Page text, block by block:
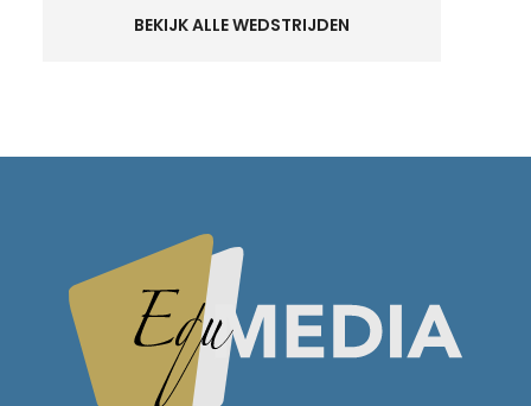
BEKIJK ALLE WEDSTRIJDEN